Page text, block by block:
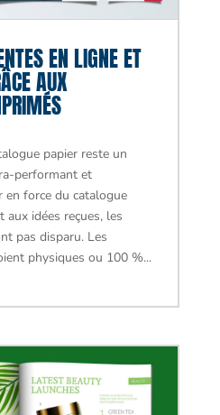
EN LIGNE ET
AUX
papier reste un
performant et
force du catalogue
aux idées reçues, les
pas disparu. Les
physiques ou 100 %...